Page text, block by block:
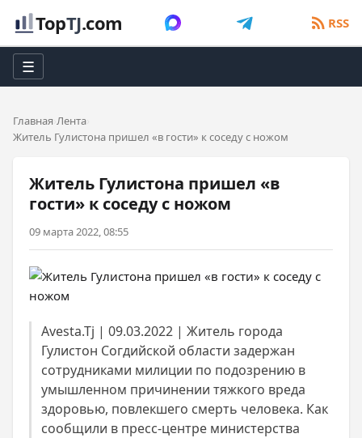
TopTJ.com RSS
☰
Главная Лента
Житель Гулистона пришел «в гости» к соседу с ножом
Житель Гулистона пришел «в
гости» к соседу с ножом
09 марта 2022, 08:55
Avesta.Tj | 09.03.2022 | Житель города
Гулистон Согдийской области задержан
сотрудниками милиции по подозрению в
умышленном причинении тяжкого вреда
здоровью, повлекшего смерть человека. Как
сообщили в пресс-центре министерства